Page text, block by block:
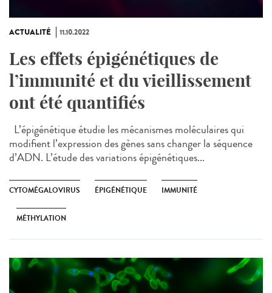
ACTUALITÉ 11.10.2022
Les effets épigénétiques de
l’immunité et du vieillissement
ont été quantifiés
L’épigénétique étudie les mécanismes moléculaires qui
modifient l’expression des gènes sans changer la séquence
d’ADN. L’étude des variations épigénétiques...
CYTOMÉGALOVIRUS ÉPIGÉNÉTIQUE IMMUNITÉ
MÉTHYLATION